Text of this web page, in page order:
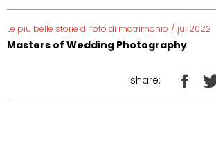
Le più belle storie di foto di matrimonio / jul 2022
Masters of Wedding Photography
share: